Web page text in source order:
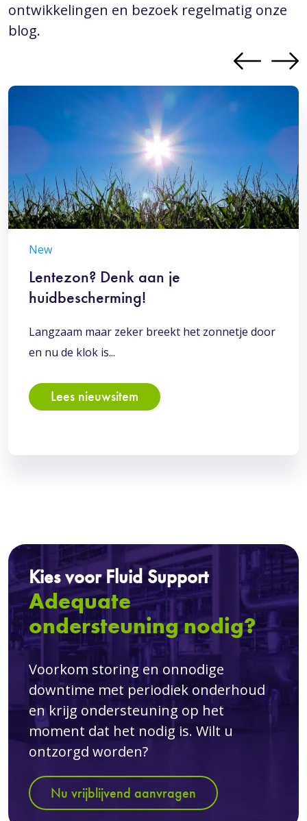
ontwikkelingen en bezoek regelmatig onze
blog.
New
Lentezon? Denk aan je
huidbescherming!
Langzaam maar zeker breekt het zonnetje door
en nu de klok is...
Lees nieuwsitem
Kies voor Fluid Support
Adequate
ondersteuning nodig?
Voorkom storing en onnodige
downtime met periodiek onderhoud
en krijg ondersteuning op het
moment dat het nodig is. Wilt u
ontzorgd worden?
Nu vrijblijvend aanvragen